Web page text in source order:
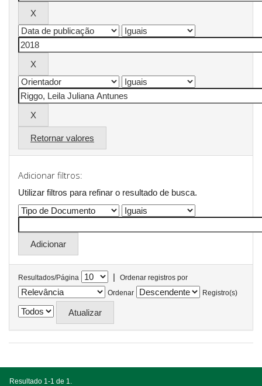
Retornar valores
Adicionar filtros:
Utilizar filtros para refinar o resultado de busca.
Resultados/Página |
Ordenar registros por
Ordenar
Registro(s)
Resultado 1-1 de 1.